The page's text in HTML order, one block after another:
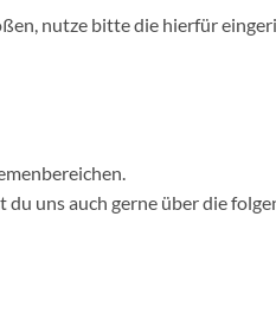
nutze bitte die hierfür
uns auch gerne über die